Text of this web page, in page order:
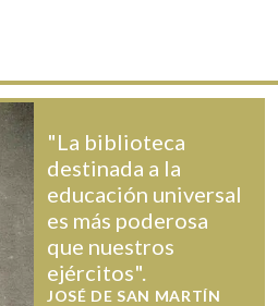
"La biblioteca
destinada a la
educación universal
es más poderosa
que nuestros
ejércitos".
JOSÉ DE SAN MARTÍN